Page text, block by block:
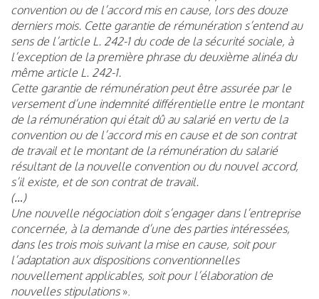
convention ou de l’accord mis en cause, lors des douze
derniers mois. Cette garantie de rémunération s’entend au
sens de l’article L. 242-1 du code de la sécurité sociale, à
l’exception de la première phrase du deuxième alinéa du
même article L. 242-1.
Cette garantie de rémunération peut être assurée par le
versement d’une indemnité différentielle entre le montant
de la rémunération qui était dû au salarié en vertu de la
convention ou de l’accord mis en cause et de son contrat
de travail et le montant de la rémunération du salarié
résultant de la nouvelle convention ou du nouvel accord,
s’il existe, et de son contrat de travail.
(…)
Une nouvelle négociation doit s’engager dans l’entreprise
concernée, à la demande d’une des parties intéressées,
dans les trois mois suivant la mise en cause, soit pour
l’adaptation aux dispositions conventionnelles
nouvellement applicables, soit pour l’élaboration de
nouvelles stipulations».